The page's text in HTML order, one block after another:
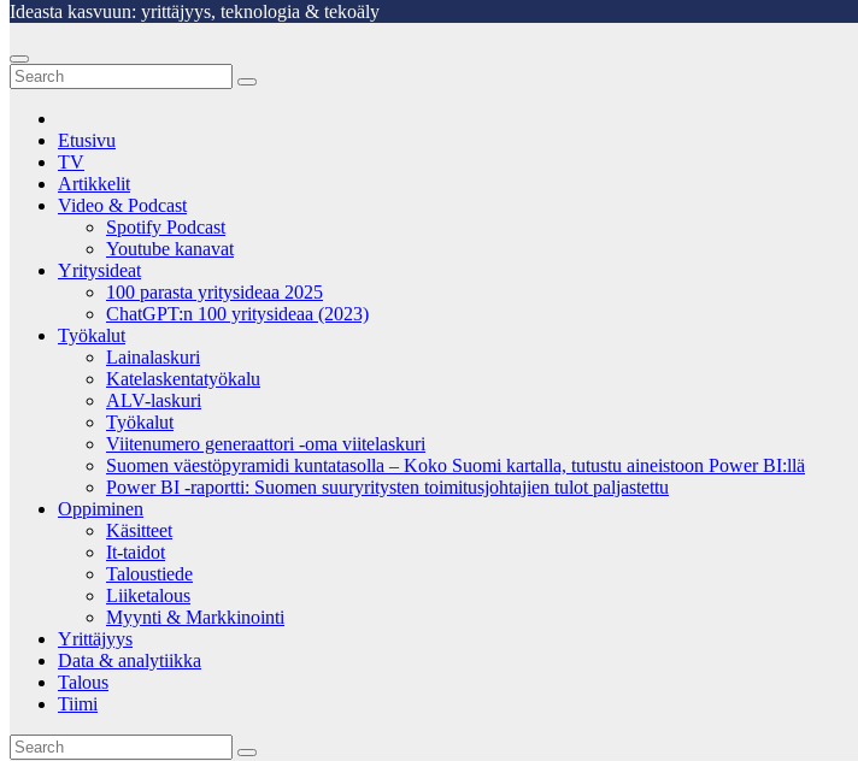
Ideasta kasvuun: yrittäjyys, teknologia & tekoäly
Etusivu
TV
Artikkelit
Video & Podcast
Spotify Podcast
Youtube kanavat
Yritysideat
100 parasta yritysideaa 2025
ChatGPT:n 100 yritysideaa (2023)
Työkalut
Lainalaskuri
Katelaskentatyökalu
ALV-laskuri
Työkalut
Viitenumero generaattori -oma viitelaskuri
Suomen väestöpyramidi kuntatasolla – Koko Suomi kartalla, tutustu aineistoon Power BI:llä
Power BI -raportti: Suomen suuryritysten toimitusjohtajien tulot paljastettu
Oppiminen
Käsitteet
It-taidot
Taloustiede
Liiketalous
Myynti & Markkinointi
Yrittäjyys
Data & analytiikka
Talous
Tiimi